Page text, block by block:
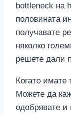
bottleneck на
половината
получавате
няколко
решете дали
Когато имате
Можете да
одобрявате и